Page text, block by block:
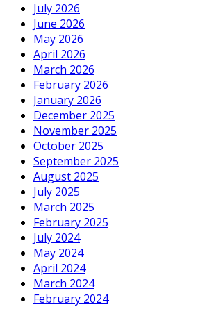
July 2026
June 2026
May 2026
April 2026
March 2026
February 2026
January 2026
December 2025
November 2025
October 2025
September 2025
August 2025
July 2025
March 2025
February 2025
July 2024
May 2024
April 2024
March 2024
February 2024